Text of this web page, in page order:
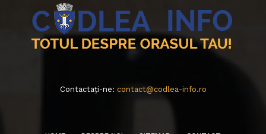
Contactați-ne: contact@codlea-info.ro